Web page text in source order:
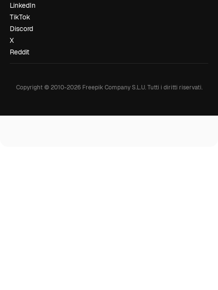
LinkedIn
TikTok
Discord
X
Reddit
Copyright © 2010-2026Freepik Company S.L.U. Tutti i diritti riservati.